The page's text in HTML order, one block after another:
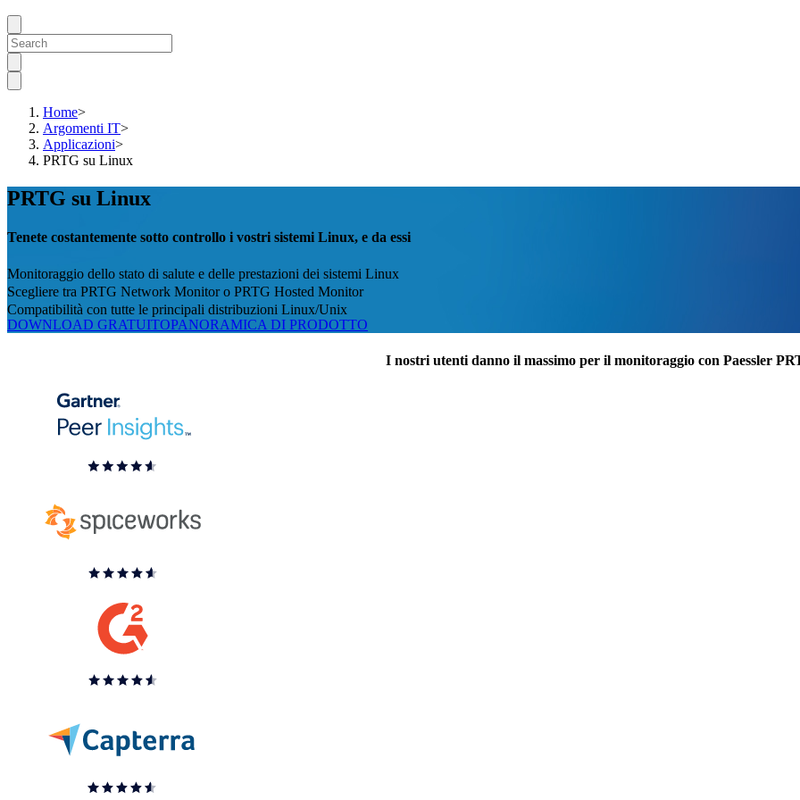
Home>
Argomenti IT>
Applicazioni>
PRTG su Linux
PRTG su Linux
Tenete costantemente sotto controllo i vostri sistemi Linux, e da essi
Monitoraggio dello stato di salute e delle prestazioni dei sistemi Linux
Scegliere tra PRTG Network Monitor o PRTG Hosted Monitor
Compatibilità con tutte le principali distribuzioni Linux/Unix
DOWNLOAD GRATUITOPANORAMICA DI PRODOTTO
I nostri utenti danno il massimo per il monitoraggio con Paessler